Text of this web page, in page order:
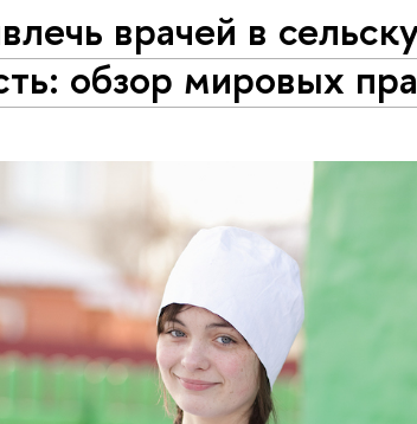
врачей в
обзор мировых